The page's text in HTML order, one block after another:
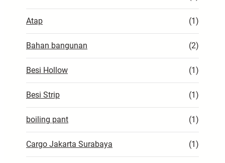
Atap (1)
Bahan bangunan (2)
Besi Hollow (1)
Besi Strip (1)
boiling pant (1)
Cargo Jakarta Surabaya (1)